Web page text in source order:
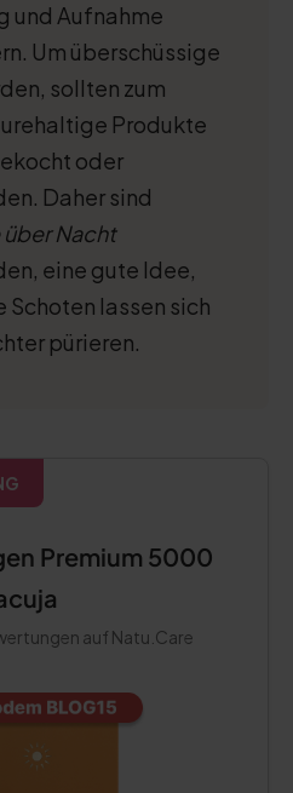
und Aufnahme
Um überschüssige
sollten zum
Produkte
oder
Daher sind
Nacht
eine gute Idee,
lassen sich
pürieren.
Premium 5000
auf Natu.Care